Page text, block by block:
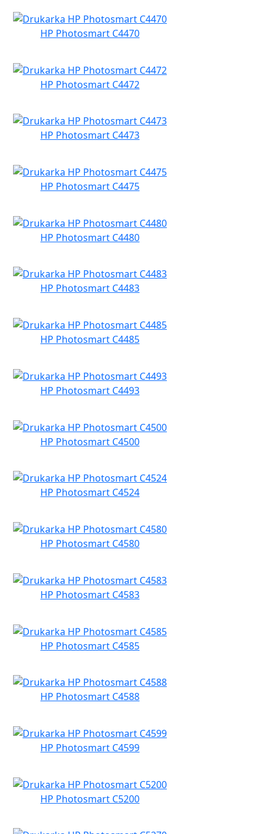
HP Photosmart C4470
HP Photosmart C4472
HP Photosmart C4473
HP Photosmart C4475
HP Photosmart C4480
HP Photosmart C4483
HP Photosmart C4485
HP Photosmart C4493
HP Photosmart C4500
HP Photosmart C4524
HP Photosmart C4580
HP Photosmart C4583
HP Photosmart C4585
HP Photosmart C4588
HP Photosmart C4599
HP Photosmart C5200